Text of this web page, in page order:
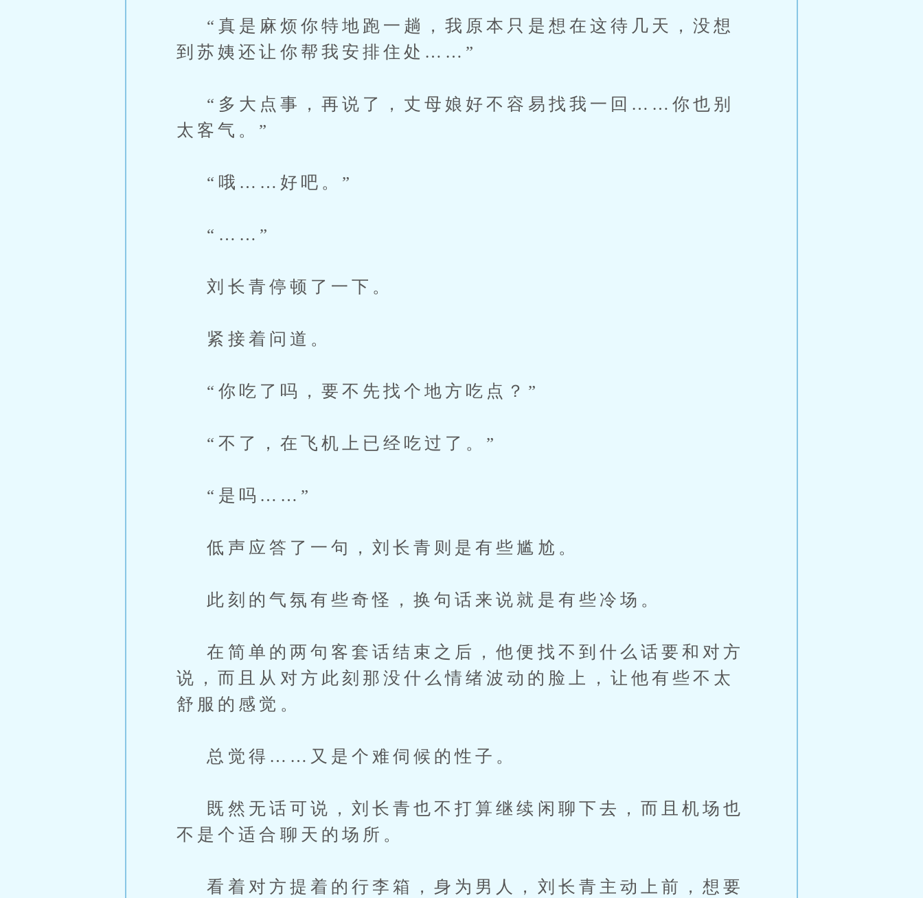
“真是麻烦你特地跑一趟，我原本只是想在这待几天，没想
到苏姨还让你帮我安排住处……”
“多大点事，再说了，丈母娘好不容易找我一回……你也别
太客气。”
“哦……好吧。”
“……”
刘长青停顿了一下。
紧接着问道。
“你吃了吗，要不先找个地方吃点？”
“不了，在飞机上已经吃过了。”
“是吗……”
低声应答了一句，刘长青则是有些尴尬。
此刻的气氛有些奇怪，换句话来说就是有些冷场。
在简单的两句客套话结束之后，他便找不到什么话要和对方
说，而且从对方此刻那没什么情绪波动的脸上，让他有些不太
舒服的感觉。
总觉得……又是个难伺候的性子。
既然无话可说，刘长青也不打算继续闲聊下去，而且机场也
不是个适合聊天的场所。
看着对方提着的行李箱，身为男人，刘长青主动上前，想要